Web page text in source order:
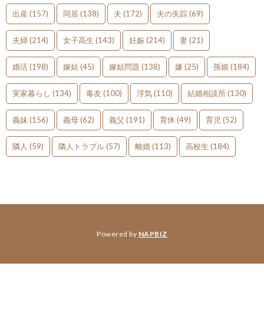
出産 (157) 同居(138) 夫 (172) 夫の失踪(69)
夫婦(214) 女子高生 (143) 妊娠(214) 妻(21)
婚活(198) 嫁姑(45) 嫁姑問題 (138) 嫌 (25) 孫娘 (184)
実家暮らし (134) 毒友(100) 浮気(110) 結婚相談所(130)
義妹 (156) 義母(62) 義父 (191) 育休 (49) 育児 (52)
隣人 (59) 隣人トラブル(57) 離婚(113) 高校生 (184)
Powered by NAPBIZ